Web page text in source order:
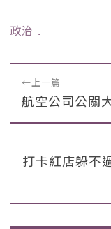
政治 ﹒
←上一篇
航空公司公關
打卡紅店躲不